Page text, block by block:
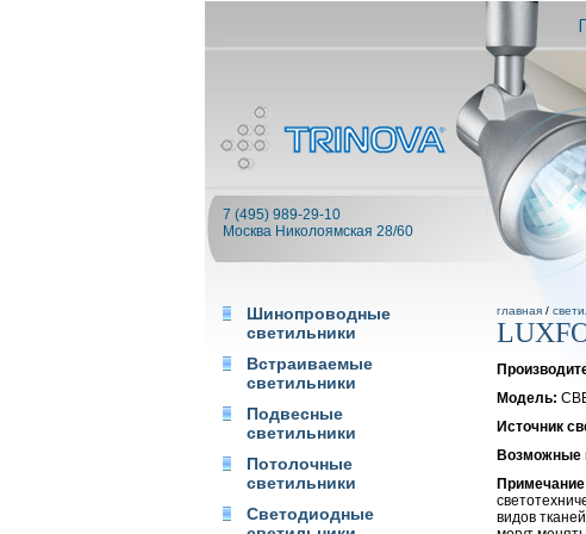
7 (495) 989-29-10
Москва Николоямская 28/60
Шинопроводные
светильники
Встраиваемые
светильники
Подвесные
светильники
Потолочные
светильники
Светодиодные
главная /
Модель:
Источник
Возможные
видов